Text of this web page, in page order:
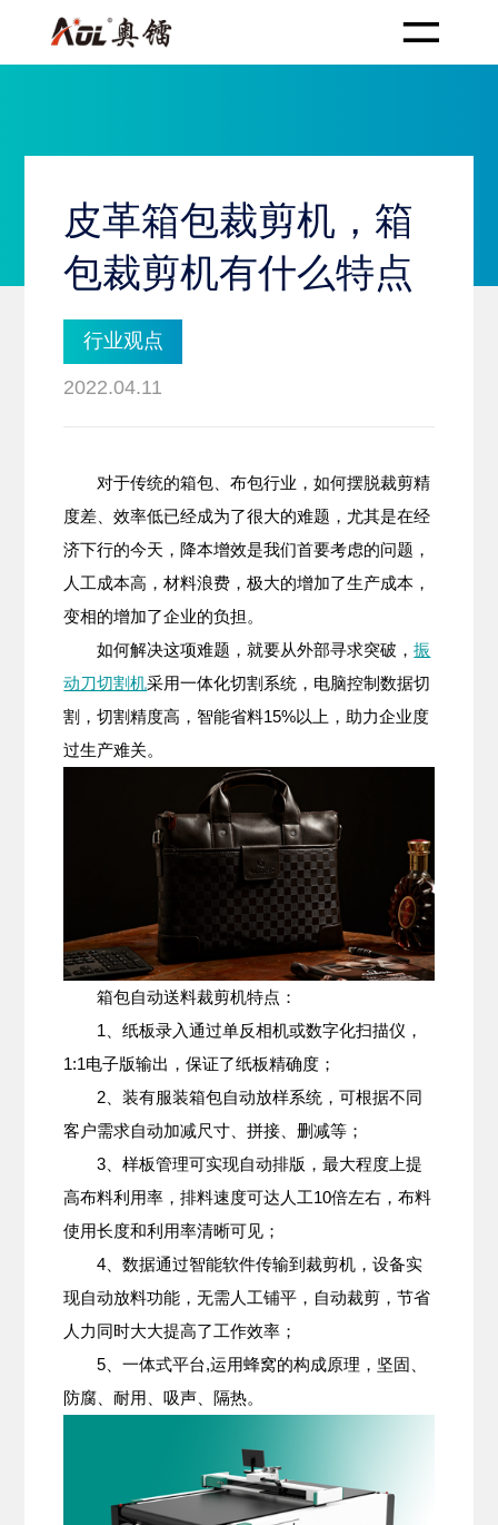
皮革箱包裁剪机，箱
包裁剪机有什么特点
行业观点
2022.04.11
对于传统的箱包、布包行业，如何摆脱裁剪精
度差、效率低已经成为了很大的难题，尤其是在经
济下行的今天，降本增效是我们首要考虑的问题，
人工成本高，材料浪费，极大的增加了生产成本，
变相的增加了企业的负担。
如何解决这项难题，就要从外部寻求突破，振
动刀切割机采用一体化切割系统，电脑控制数据切
割，切割精度高，智能省料15%以上，助力企业度
过生产难关。
箱包自动送料裁剪机特点：
1、纸板录入通过单反相机或数字化扫描仪，
1:1电子版输出，保证了纸板精确度；
2、装有服装箱包自动放样系统，可根据不同
客户需求自动加减尺寸、拼接、删减等；
3、样板管理可实现自动排版，最大程度上提
高布料利用率，排料速度可达人工10倍左右，布料
使用长度和利用率清晰可见；
4、数据通过智能软件传输到裁剪机，设备实
现自动放料功能，无需人工铺平，自动裁剪，节省
人力同时大大提高了工作效率；
5、一体式平台,运用蜂窝的构成原理，坚固、
防腐、耐用、吸声、隔热。